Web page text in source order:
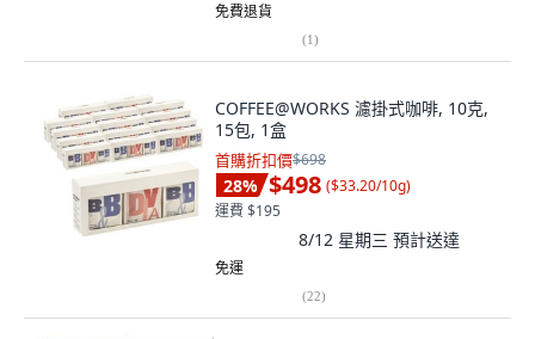
免費退貨
(1)
COFFEE@WORKS 濾掛式咖啡, 10克,
15包, 1盒
首購折扣價$698
28% $498 ($33.20/10g)
運費 $195
8/12 星期三 預計送達
免運
(22)